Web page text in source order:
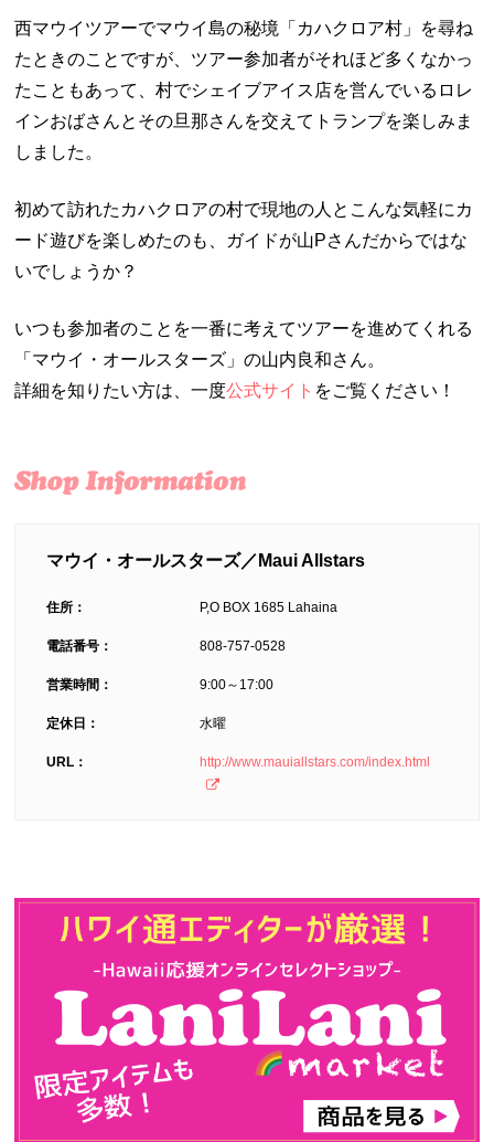
西マウイツアーでマウイ島の秘境「カハクロア村」を尋ね
たときのことですが、ツアー参加者がそれほど多くなかっ
たこともあって、村でシェイブアイス店を営んでいるロレ
インおばさんとその旦那さんを交えてトランプを楽しみま
しました。
初めて訪れたカハクロアの村で現地の人とこんな気軽にカ
ード遊びを楽しめたのも、ガイドが山Pさんだからではな
いでしょうか？
いつも参加者のことを一番に考えてツアーを進めてくれる
「マウイ・オールスターズ」の山内良和さん。
詳細を知りたい方は、一度公式サイト をご覧ください！
マウイ・オールスターズ／Maui Allstars
住所： P,O BOX 1685 Lahaina
電話番号： 808-757-0528
営業時間： 9:00～17:00
定休日： 水曜
URL： http://www.mauiallstars.com/index.html